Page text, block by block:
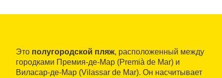
Это полугородской пляж, расположенный между
городками Премия-де-Мар (Premià de Mar) и
Виласар-де-Мар (Vilassar de Mar). Он насчитывает